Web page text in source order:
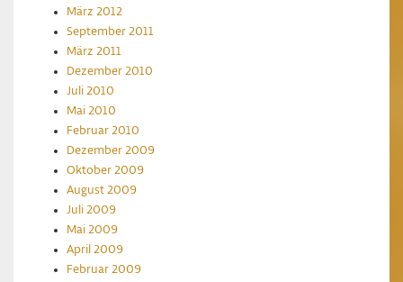
März 2012
September 2011
März 2011
Dezember 2010
Juli 2010
Mai 2010
Februar 2010
Dezember 2009
Oktober 2009
August 2009
Juli 2009
Mai 2009
April 2009
Februar 2009